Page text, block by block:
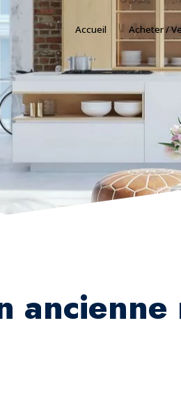
Accueil Acheter /
ancienne